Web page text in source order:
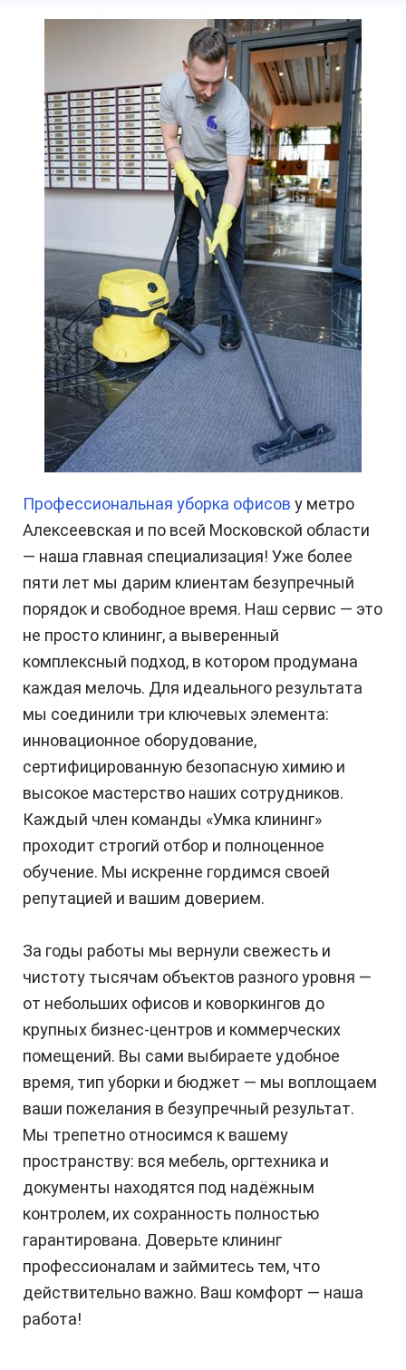
Профессиональная уборка офисов у метро
Алексеевская и по всей Московской области
— наша главная специализация! Уже более
пяти лет мы дарим клиентам безупречный
порядок и свободное время. Наш сервис — это
не просто клининг, а выверенный
комплексный подход, в котором продумана
каждая мелочь. Для идеального результата
мы соединили три ключевых элемента:
инновационное оборудование,
сертифицированную безопасную химию и
высокое мастерство наших сотрудников.
Каждый член команды «Умка клининг»
проходит строгий отбор и полноценное
обучение. Мы искренне гордимся своей
репутацией и вашим доверием.
За годы работы мы вернули свежесть и
чистоту тысячам объектов разного уровня —
от небольших офисов и коворкингов до
крупных бизнес-центров и коммерческих
помещений. Вы сами выбираете удобное
время, тип уборки и бюджет — мы воплощаем
ваши пожелания в безупречный результат.
Мы трепетно относимся к вашему
пространству: вся мебель, оргтехника и
документы находятся под надёжным
контролем, их сохранность полностью
гарантирована. Доверьте клининг
профессионалам и займитесь тем, что
действительно важно. Ваш комфорт — наша
работа!